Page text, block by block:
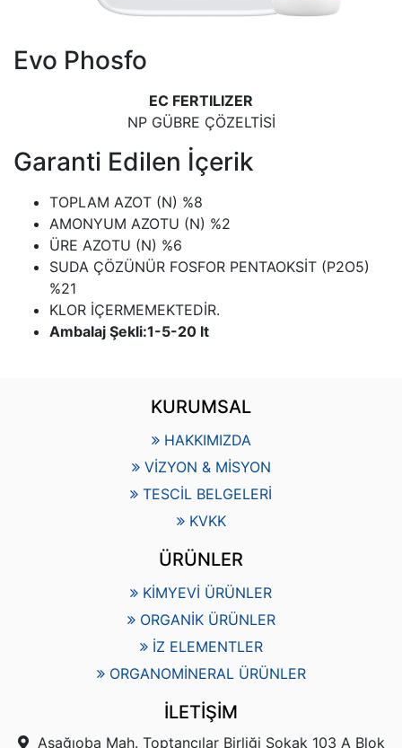
Evo Phosfo
EC FERTILIZER
NP GÜBRE ÇÖZELTİSİ
Garanti Edilen İçerik
TOPLAM AZOT (N) %8
AMONYUM AZOTU (N) %2
ÜRE AZOTU (N) %6
SUDA ÇÖZÜNÜR FOSFOR PENTAOKSİT (P2O5)
%21
KLOR İÇERMEMEKTEDİR.
Ambalaj Şekli:1-5-20 lt
KURUMSAL
HAKKIMIZDA
VİZYON & MİSYON
TESCİL BELGELERİ
KVKK
ÜRÜNLER
KİMYEVİ ÜRÜNLER
ORGANİK ÜRÜNLER
İZ ELEMENTLER
ORGANOMİNERAL ÜRÜNLER
İLETİŞİM
Aşağıoba Mah. Toptancılar Birliği Sokak 103 A Blok